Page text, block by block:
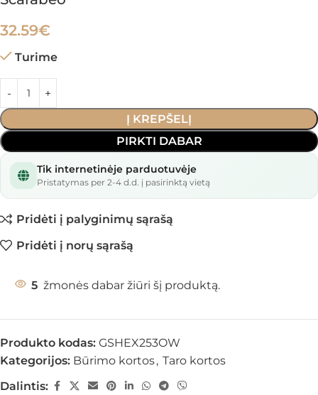
32.59€
Turime
Į KREPŠELĮ
PIRKTI DABAR
Tik internetinėje parduotuvėje
Pristatymas per 2-4 d.d. į pasirinktą vietą
Pridėti į palyginimų sąrašą
Pridėti į norų sąrašą
5 žmonės dabar žiūri šį produktą.
Produkto kodas: GSHEX253OW
Kategorijos: Būrimo kortos, Taro kortos
Dalintis: